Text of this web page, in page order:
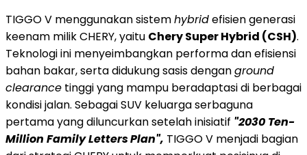
TIGGO V menggunakan sistemhybridefisien generasi
keenam milik CHERY, yaitu Chery Super Hybrid (CSH).
Teknologi ini menyeimbangkan performa dan efisiensi
bahan bakar, serta didukung sasis denganground
clearance tinggi yang mampu beradaptasi di berbagai
kondisi jalan. Sebagai SUV keluarga serbaguna
pertama yang diluncurkan setelah inisiatif "2030 Ten-
Million Family LettersPlan", TIGGO V menjadi bagian